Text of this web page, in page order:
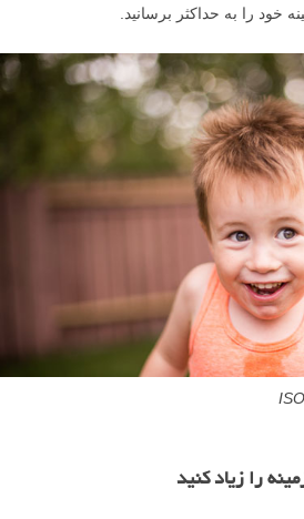
خود را به حداکثر برسانید.
را زیاد کنید